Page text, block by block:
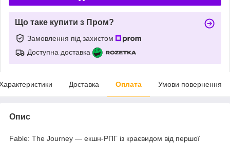
Що таке купити з Пром?
Замовлення під захистом
Доступна доставка
Доставка Оплата Умови повернення
Опис
Fable: The Journey — екшн-РПГ із краєвидом від першої